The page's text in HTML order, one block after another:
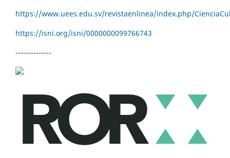
https://www.uees.edu.sv/revistaenlinea/index.php/
https://isni.org/isni/0000000099766743
--------------